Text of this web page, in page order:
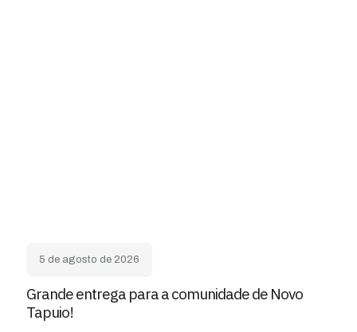
5 de agosto de 2026
Grande entrega para a comunidade de Novo
Tapuio!